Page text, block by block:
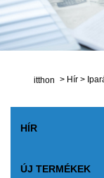
itthon > Hír >
HÍR
ÚJ TERMÉKEK